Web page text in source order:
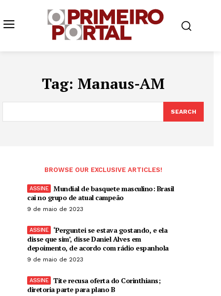
Tag: Manaus-AM
SEARCH
BROWSE OUR EXCLUSIVE ARTICLES!
Mundial de basquete masculino: Brasil
cai no grupo de atual campeão
9 de maio de 2023
‘Perguntei se estava gostando, e ela
disse que sim’, disse Daniel Alves em
depoimento, de acordo com rádio espanhola
9 de maio de 2023
Tite recusa oferta do Corinthians;
diretoria parte para plano B